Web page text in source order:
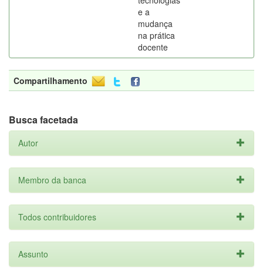
e a
mudança
na prática
docente
Compartilhamento
Busca facetada
Autor
Membro da banca
Todos contribuidores
Assunto